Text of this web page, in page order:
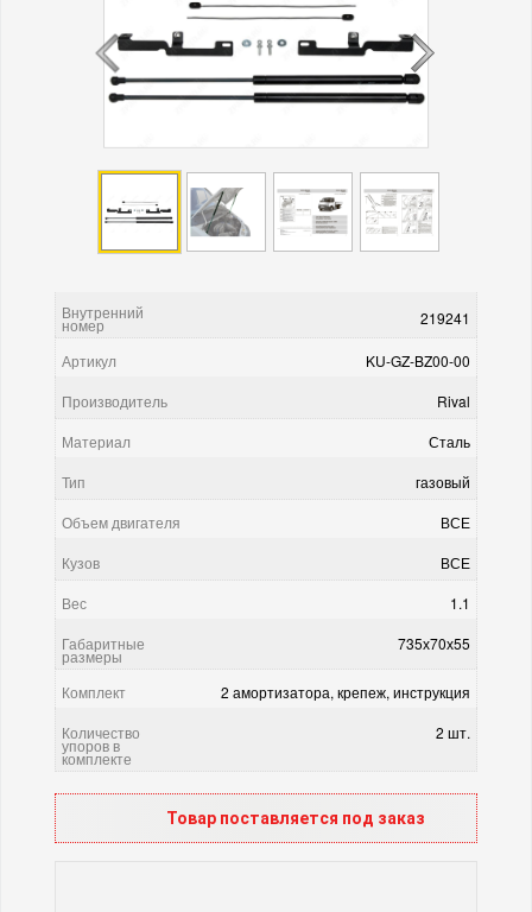
Внутренний
номер 219241
Артикул
KU-GZ-BZ00-00
Производитель
Rival
Материал
Сталь
Тип
газовый
Объем двигателя
ВСЕ
Кузов
ВСЕ
Вес
1.1
Габаритные
размеры
735х70х55
Комплект
2 амортизатора, крепеж, инструкция
Количество
упоров в
комплекте
2 шт.
Товар поставляется под заказ